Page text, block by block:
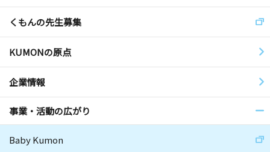
くもんの先生募集
KUMONの原点
企業情報
事業・活動の広がり
Baby Kumon